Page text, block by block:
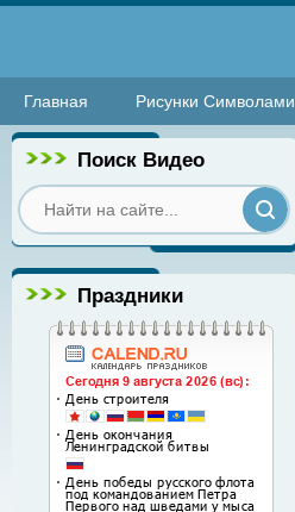
Главная Рисунки Символами
Поиск Видео
Праздники